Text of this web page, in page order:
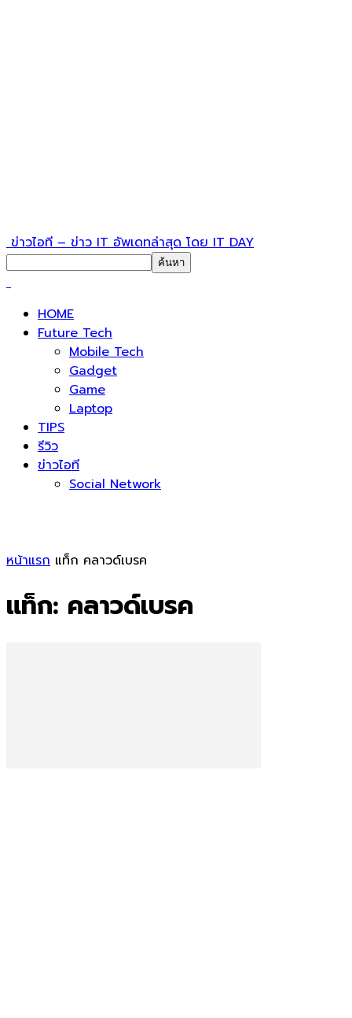
ข่าวไอที – ข่าว IT อัพเดทล่าสุด โดย IT DAY
HOME
Future Tech
Mobile Tech
Gadget
Game
Laptop
TIPS
รีวิว
ข่าวไอที
Social Network
หน้าแรก แท็ก คลาวด์เบรค
แท็ก: คลาวด์เบรค